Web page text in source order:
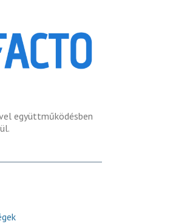
együttműködésben